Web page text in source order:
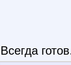
Всегда